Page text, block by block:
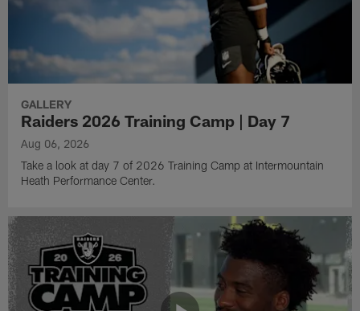
GALLERY
Raiders 2026 Training Camp | Day 7
Aug 06, 2026
Take a look at day 7 of 2026 Training Camp at Intermountain
Heath Performance Center.